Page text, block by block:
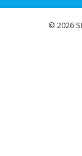
© 2026